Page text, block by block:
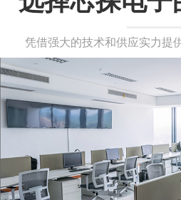
凭借强大的技术和供应实力提